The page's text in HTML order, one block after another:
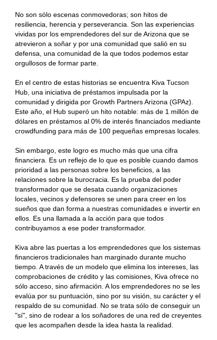
No son sólo escenas conmovedoras; son hitos de
resiliencia, herencia y perseverancia. Son las experiencias
vividas por los emprendedores del sur de Arizona que se
atrevieron a soñar y por una comunidad que salió en su
defensa, una comunidad de la que todos podemos estar
orgullosos de formar parte.
En el centro de estas historias se encuentra Kiva Tucson
Hub, una iniciativa de préstamos impulsada por la
comunidad y dirigida por Growth Partners Arizona (GPAz).
Este año, el Hub superó un hito notable: más de 1 millón de
dólares en préstamos al 0% de interés financiados mediante
crowdfunding para más de 100 pequeñas empresas locales.
Sin embargo, este logro es mucho más que una cifra
financiera. Es un reflejo de lo que es posible cuando damos
prioridad a las personas sobre los beneficios, a las
relaciones sobre la burocracia. Es la prueba del poder
transformador que se desata cuando organizaciones
locales, vecinos y defensores se unen para creer en los
sueños que dan forma a nuestras comunidades e invertir en
ellos. Es una llamada a la acción para que todos
contribuyamos a ese poder transformador.
Kiva abre las puertas a los emprendedores que los sistemas
financieros tradicionales han marginado durante mucho
tiempo. A través de un modelo que elimina los intereses, las
comprobaciones de crédito y las comisiones, Kiva ofrece no
sólo acceso, sino afirmación. A los emprendedores no se les
evalúa por su puntuación, sino por su visión, su carácter y el
respaldo de su comunidad. No se trata sólo de conseguir un
"sí", sino de rodear a los soñadores de una red de creyentes
que les acompañen desde la idea hasta la realidad.